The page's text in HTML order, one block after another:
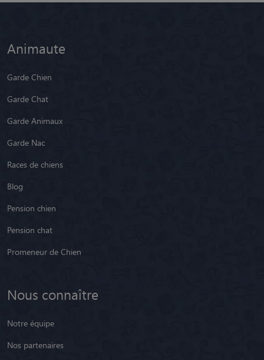
Animaute
Garde Chien
Garde Chat
Garde Animaux
Garde Nac
Races de chiens
Blog
Pension chien
Pension chat
Promeneur de Chien
Nous connaître
Notre équipe
Nos partenaires